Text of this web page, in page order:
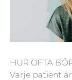
HUR OFTA
Varje patient